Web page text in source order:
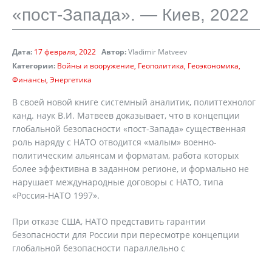
«пост-Запада». — Киев, 2022
Дата: 17 февраля, 2022 Автор:Vladimir Matveev
Категории: Войны и вооружение Геополитика Геоэкономика
Финансы Энергетика
В своей новой книге системный аналитик, политтехнолог
канд. наук В.И. Матвеев доказывает, что в концепции
глобальной безопасности «пост-Запада» существенная
роль наряду с НАТО отводится «малым» военно-
политическим альянсам и форматам, работа которых
более эффективна в заданном регионе, и формально не
нарушает международные договоры с НАТО, типа
«Россия-НАТО 1997».
При отказе США, НАТО представить гарантии
безопасности для России при пересмотре концепции
глобальной безопасности параллельно с